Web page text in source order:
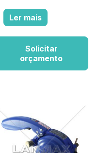
Ler mais
Solicitar
orçamento